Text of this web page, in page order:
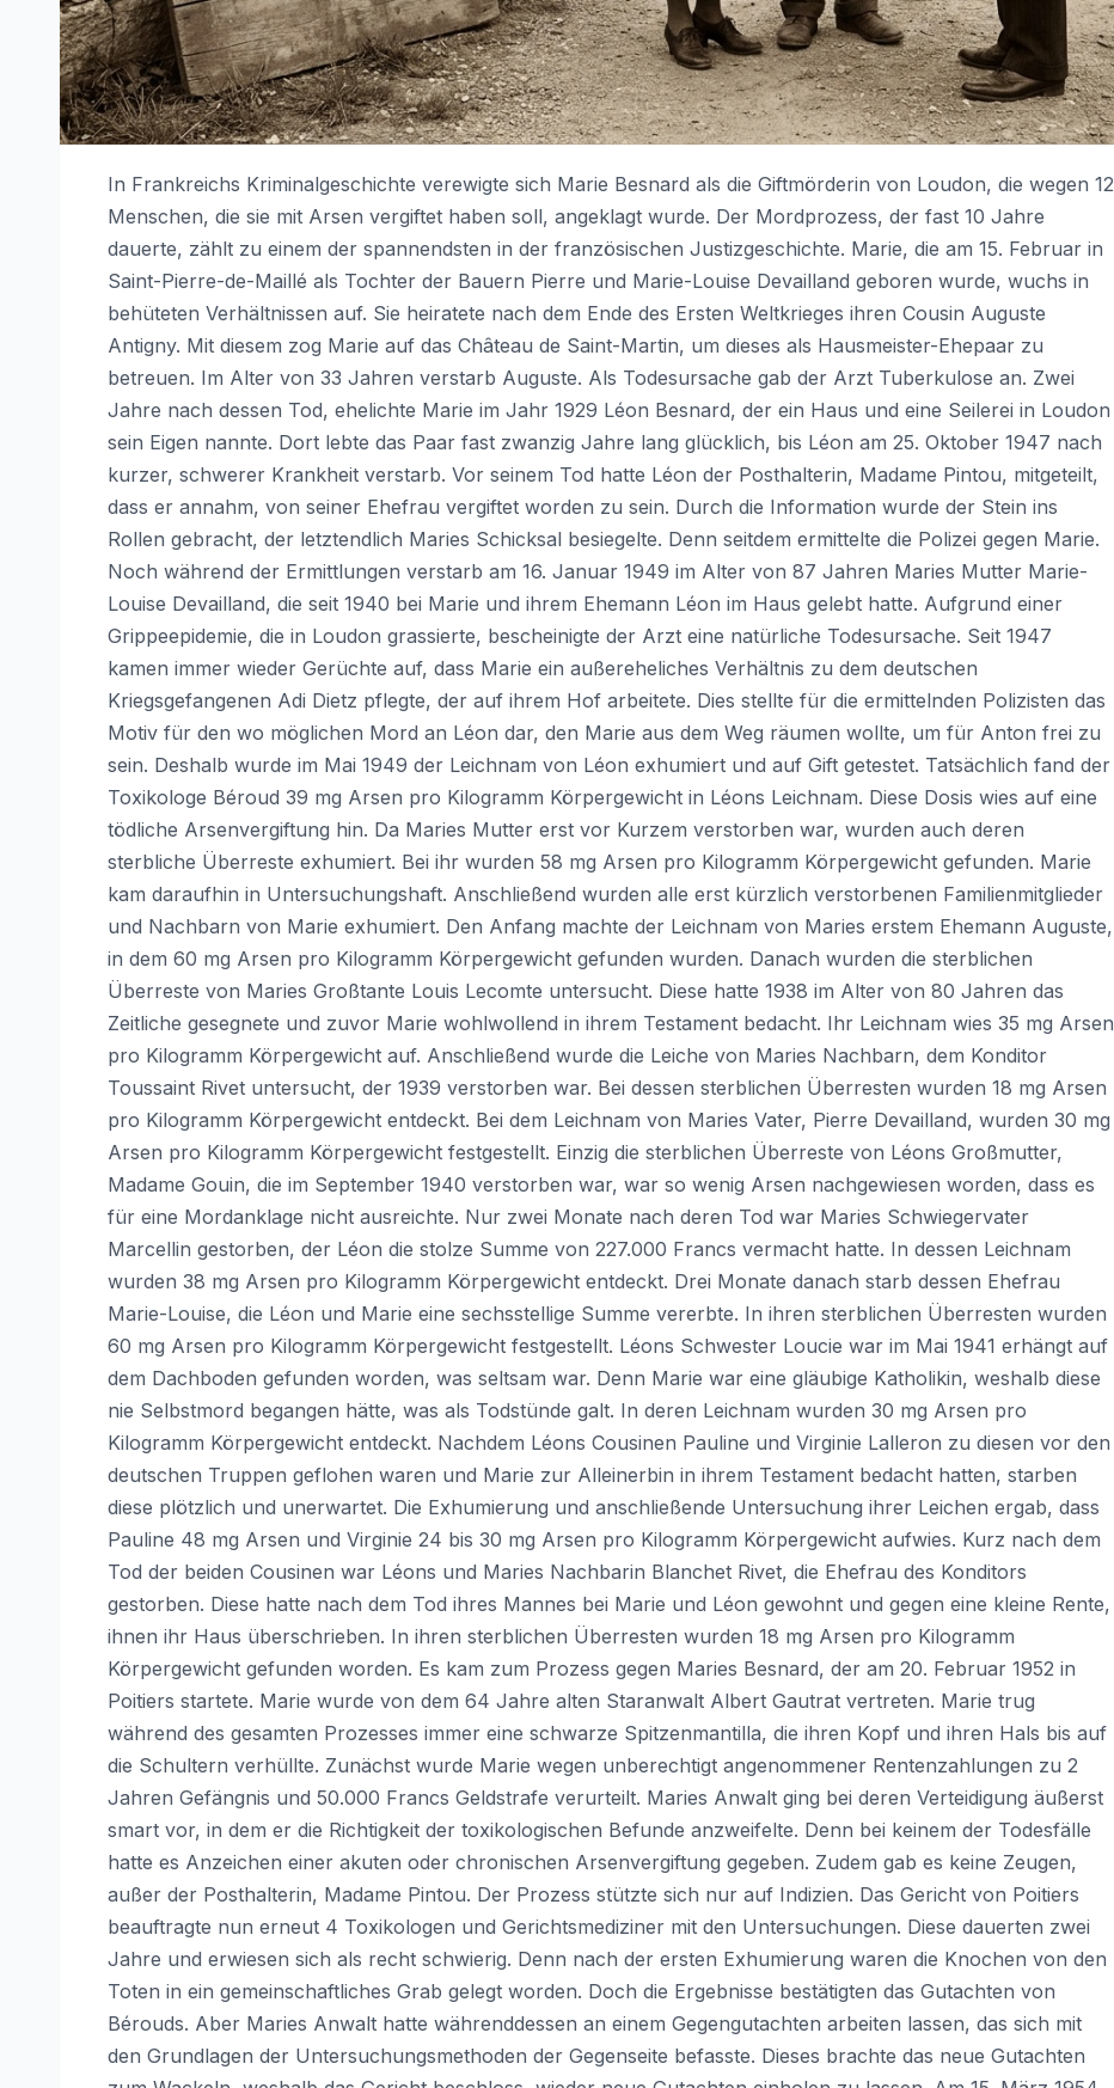
In Frankreichs Kriminalgeschichte verewigte sich Marie Besnard als die Giftmörderin von Loudon, die wegen 12
Menschen, die sie mit Arsen vergiftet haben soll, angeklagt wurde. Der Mordprozess, der fast 10 Jahre
dauerte, zählt zu einem der spannendsten in der französischen Justizgeschichte. Marie, die am 15. Februar in
Saint-Pierre-de-Maillé als Tochter der Bauern Pierre und Marie-Louise Devailland geboren wurde, wuchs in
behüteten Verhältnissen auf. Sie heiratete nach dem Ende des Ersten Weltkrieges ihren Cousin Auguste
Antigny. Mit diesem zog Marie auf das Château de Saint-Martin, um dieses als Hausmeister-Ehepaar zu
betreuen. Im Alter von 33 Jahren verstarb Auguste. Als Todesursache gab der Arzt Tuberkulose an. Zwei
Jahre nach dessen Tod, ehelichte Marie im Jahr 1929 Léon Besnard, der ein Haus und eine Seilerei in Loudon
sein Eigen nannte. Dort lebte das Paar fast zwanzig Jahre lang glücklich, bis Léon am 25. Oktober 1947 nach
kurzer, schwerer Krankheit verstarb. Vor seinem Tod hatte Léon der Posthalterin, Madame Pintou, mitgeteilt,
dass er annahm, von seiner Ehefrau vergiftet worden zu sein. Durch die Information wurde der Stein ins
Rollen gebracht, der letztendlich Maries Schicksal besiegelte. Denn seitdem ermittelte die Polizei gegen Marie.
Noch während der Ermittlungen verstarb am 16. Januar 1949 im Alter von 87 Jahren Maries Mutter Marie-
Louise Devailland, die seit 1940 bei Marie und ihrem Ehemann Léon im Haus gelebt hatte. Aufgrund einer
Grippeepidemie, die in Loudon grassierte, bescheinigte der Arzt eine natürliche Todesursache. Seit 1947
kamen immer wieder Gerüchte auf, dass Marie ein außereheliches Verhältnis zu dem deutschen
Kriegsgefangenen Adi Dietz pflegte, der auf ihrem Hof arbeitete. Dies stellte für die ermittelnden Polizisten das
Motiv für den wo möglichen Mord an Léon dar, den Marie aus dem Weg räumen wollte, um für Anton frei zu
sein. Deshalb wurde im Mai 1949 der Leichnam von Léon exhumiert und auf Gift getestet. Tatsächlich fand der
Toxikologe Béroud 39 mg Arsen pro Kilogramm Körpergewicht in Léons Leichnam. Diese Dosis wies auf eine
tödliche Arsenvergiftung hin. Da Maries Mutter erst vor Kurzem verstorben war, wurden auch deren
sterbliche Überreste exhumiert. Bei ihr wurden 58 mg Arsen pro Kilogramm Körpergewicht gefunden. Marie
kam daraufhin in Untersuchungshaft. Anschließend wurden alle erst kürzlich verstorbenen Familienmitglieder
und Nachbarn von Marie exhumiert. Den Anfang machte der Leichnam von Maries erstem Ehemann Auguste,
in dem 60 mg Arsen pro Kilogramm Körpergewicht gefunden wurden. Danach wurden die sterblichen
Überreste von Maries Großtante Louis Lecomte untersucht. Diese hatte 1938 im Alter von 80 Jahren das
Zeitliche gesegnete und zuvor Marie wohlwollend in ihrem Testament bedacht. Ihr Leichnam wies 35 mg Arsen
pro Kilogramm Körpergewicht auf. Anschließend wurde die Leiche von Maries Nachbarn, dem Konditor
Toussaint Rivet untersucht, der 1939 verstorben war. Bei dessen sterblichen Überresten wurden 18 mg Arsen
pro Kilogramm Körpergewicht entdeckt. Bei dem Leichnam von Maries Vater, Pierre Devailland, wurden 30 mg
Arsen pro Kilogramm Körpergewicht festgestellt. Einzig die sterblichen Überreste von Léons Großmutter,
Madame Gouin, die im September 1940 verstorben war, war so wenig Arsen nachgewiesen worden, dass es
für eine Mordanklage nicht ausreichte. Nur zwei Monate nach deren Tod war Maries Schwiegervater
Marcellin gestorben, der Léon die stolze Summe von 227.000 Francs vermacht hatte. In dessen Leichnam
wurden 38 mg Arsen pro Kilogramm Körpergewicht entdeckt. Drei Monate danach starb dessen Ehefrau
Marie-Louise, die Léon und Marie eine sechsstellige Summe vererbte. In ihren sterblichen Überresten wurden
60 mg Arsen pro Kilogramm Körpergewicht festgestellt. Léons Schwester Loucie war im Mai 1941 erhängt auf
dem Dachboden gefunden worden, was seltsam war. Denn Marie war eine gläubige Katholikin, weshalb diese
nie Selbstmord begangen hätte, was als Todstünde galt. In deren Leichnam wurden 30 mg Arsen pro
Kilogramm Körpergewicht entdeckt. Nachdem Léons Cousinen Pauline und Virginie Lalleron zu diesen vor den
deutschen Truppen geflohen waren und Marie zur Alleinerbin in ihrem Testament bedacht hatten, starben
diese plötzlich und unerwartet. Die Exhumierung und anschließende Untersuchung ihrer Leichen ergab, dass
Pauline 48 mg Arsen und Virginie 24 bis 30 mg Arsen pro Kilogramm Körpergewicht aufwies. Kurz nach dem
Tod der beiden Cousinen war Léons und Maries Nachbarin Blanchet Rivet, die Ehefrau des Konditors
gestorben. Diese hatte nach dem Tod ihres Mannes bei Marie und Léon gewohnt und gegen eine kleine Rente,
ihnen ihr Haus überschrieben. In ihren sterblichen Überresten wurden 18 mg Arsen pro Kilogramm
Körpergewicht gefunden worden. Es kam zum Prozess gegen Maries Besnard, der am 20. Februar 1952 in
Poitiers startete. Marie wurde von dem 64 Jahre alten Staranwalt Albert Gautrat vertreten. Marie trug
während des gesamten Prozesses immer eine schwarze Spitzenmantilla, die ihren Kopf und ihren Hals bis auf
die Schultern verhüllte. Zunächst wurde Marie wegen unberechtigt angenommener Rentenzahlungen zu 2
Jahren Gefängnis und 50.000 Francs Geldstrafe verurteilt. Maries Anwalt ging bei deren Verteidigung äußerst
smart vor, in dem er die Richtigkeit der toxikologischen Befunde anzweifelte. Denn bei keinem der Todesfälle
hatte es Anzeichen einer akuten oder chronischen Arsenvergiftung gegeben. Zudem gab es keine Zeugen,
außer der Posthalterin, Madame Pintou. Der Prozess stützte sich nur auf Indizien. Das Gericht von Poitiers
beauftragte nun erneut 4 Toxikologen und Gerichtsmediziner mit den Untersuchungen. Diese dauerten zwei
Jahre und erwiesen sich als recht schwierig. Denn nach der ersten Exhumierung waren die Knochen von den
Toten in ein gemeinschaftliches Grab gelegt worden. Doch die Ergebnisse bestätigten das Gutachten von
Bérouds. Aber Maries Anwalt hatte währenddessen an einem Gegengutachten arbeiten lassen, das sich mit
den Grundlagen der Untersuchungsmethoden der Gegenseite befasste. Dieses brachte das neue Gutachten